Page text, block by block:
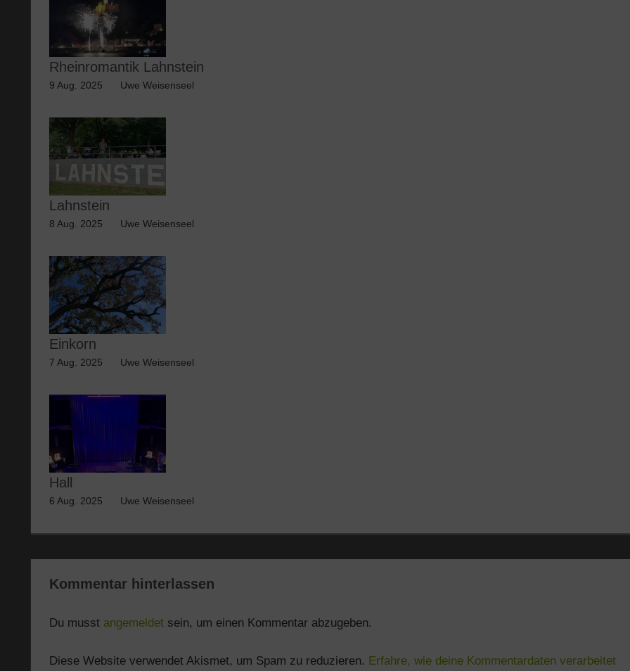
Rheinromantik Lahnstein
9 Aug. 2025 Uwe Weisenseel
Lahnstein
8 Aug. 2025 Uwe Weisenseel
Einkorn
7 Aug. 2025 Uwe Weisenseel
Hall
6 Aug. 2025 Uwe Weisenseel
Kommentar hinterlassen
Du musst angemeldetsein, um einen Kommentar abzugeben.
Diese Website verwendet Akismet, um Spam zu reduzieren. Erfahre, wie deine Kommentardaten verarbeitet